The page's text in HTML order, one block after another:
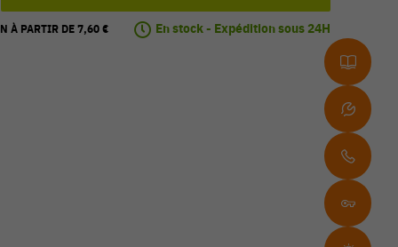
À PARTIR DE 7,60 € En stock - Expédition sous 24H